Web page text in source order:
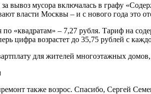
вывоз мусора включалась в графу
власти Москвы – и с нового года это
по «квадратам» – 7,27 рубля. Тариф на
цифра возрастет до 35,75 рублей с
для жителей многоэтажных
также возрос. Спасибо, Сергей